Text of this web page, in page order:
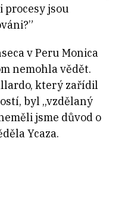
procesy jsou
v Peru Monica
nemohla vědět.
který zařídil
byl „vzdělaný
jsme důvod o
Ycaza.